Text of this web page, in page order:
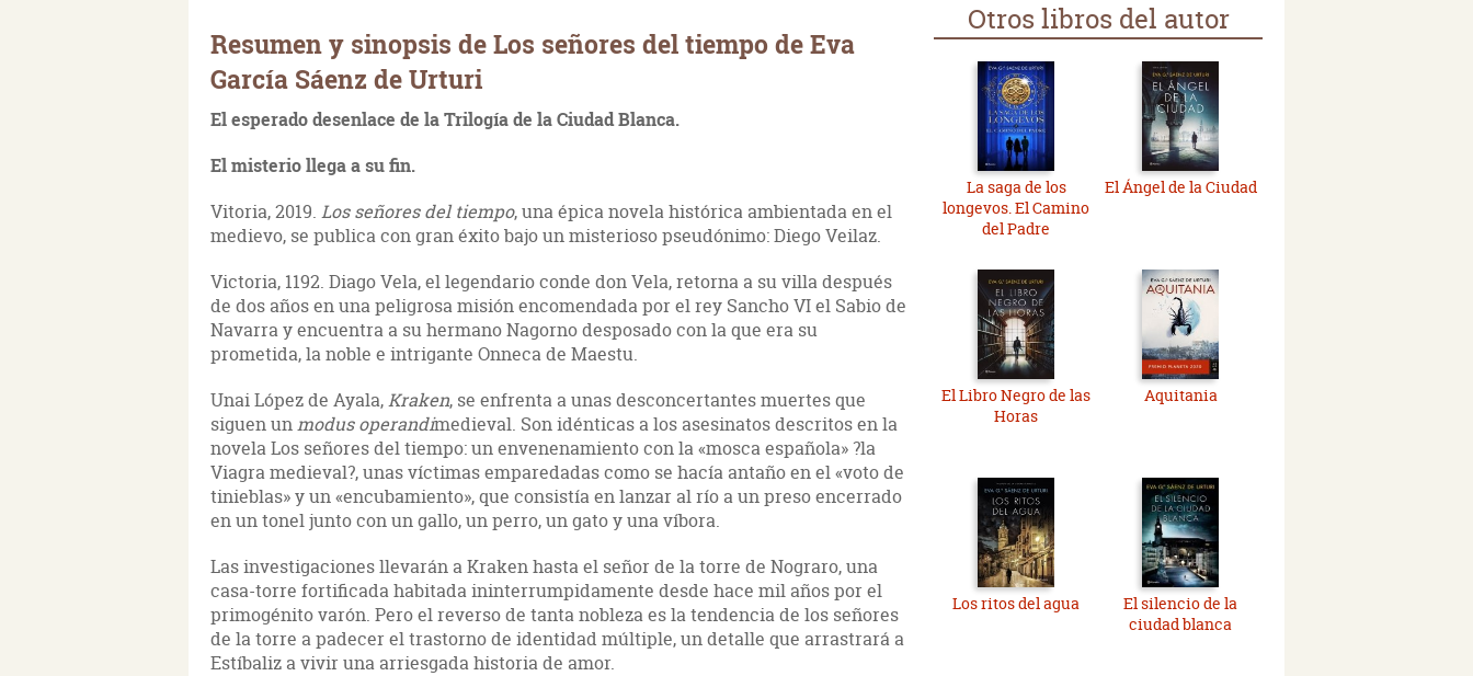
Resumen y sinopsis de Los señores del tiempo de Eva
García Sáenz de Urturi
El esperado desenlace de la Trilogía de la Ciudad Blanca.
El misterio llega a su fin.
Vitoria, 2019. Los señores del tiempo, una épica novela histórica ambientada en el
medievo, se publica con gran éxito bajo un misterioso pseudónimo: Diego Veilaz.
Victoria, 1192. Diago Vela, el legendario conde don Vela, retorna a su villa después
de dos años en una peligrosa misión encomendada por el rey Sancho VI el Sabio de
Navarra y encuentra a su hermano Nagorno desposado con la que era su
prometida, la noble e intrigante Onneca de Maestu.
Unai López de Ayala,Kraken, se enfrenta a unas desconcertantes muertes que
siguen unmodus operandimedieval. Son idénticas a los asesinatos descritos en la
novela Los señores del tiempo: un envenenamiento con la «mosca española» ?la
Viagra medieval?, unas víctimas emparedadas como se hacía antaño en el «voto de
tinieblas» y un «encubamiento», que consistía en lanzar al río a un preso encerrado
en un tonel junto con un gallo, un perro, un gato y una víbora.
Las investigaciones llevarán a Kraken hasta el señor de la torre de Nograro, una
casa-torre fortificada habitada ininterrumpidamente desde hace mil años por el
primogénito varón. Pero el reverso de tanta nobleza es la tendencia de los señores
de la torre a padecer el trastorno de identidad múltiple, un detalle que arrastrará a
Estíbaliz a vivir una arriesgada historia de amor.
Otros libros del autor
La saga de los
longevos. El Camino
del Padre
El Ángel de la Ciudad
El Libro Negro de las
Horas
Aquitania
Los ritos del agua
El silencio de la
ciudad blanca